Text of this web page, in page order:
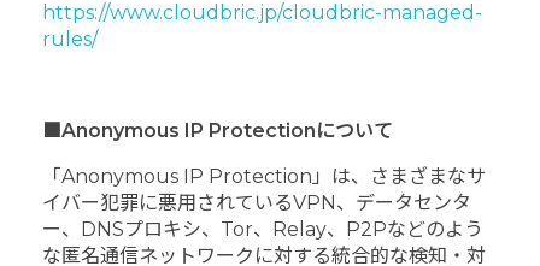
https://www.cloudbric.jp/cloudbric-managed-
rules/
■Anonymous IP Protectionについて
「Anonymous IP Protection」は、さまざまなサ
イバー犯罪に悪用されているVPN、データセンタ
ー、DNSプロキシ、Tor、Relay、P2Pなどのよう
な匿名通信ネットワークに対する統合的な検知・対